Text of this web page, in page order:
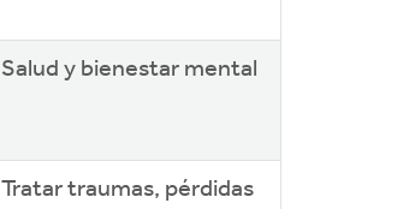
Salud y bienestar mental
Tratar traumas, pérdidas